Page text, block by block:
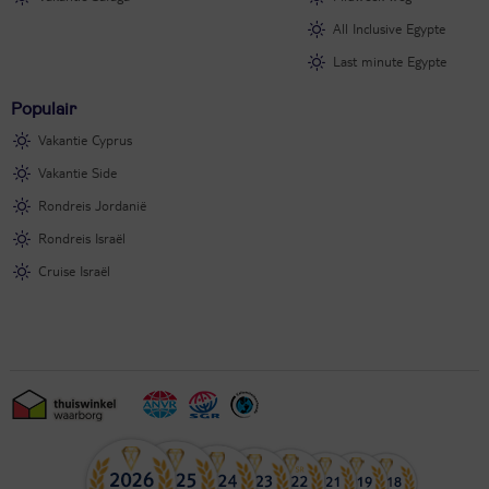
All Inclusive Egypte
Last minute Egypte
Populair
Vakantie Cyprus
Vakantie Side
Rondreis Jordanië
Rondreis Israël
Cruise Israël